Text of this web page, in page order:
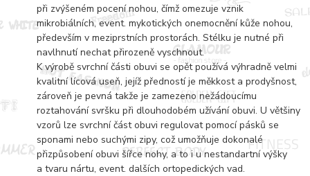
při zvýšeném pocení nohou, čímž omezuje vznik
mikrobiálních, event. mykotických onemocnění kůže nohou,
především v meziprstních prostorách. Stélku je nutné při
navlhnutí nechat přirozeně vyschnout.
K výrobě svrchní části obuvi se opět používá výhradně velmi
kvalitní lícová useň, jejíž předností je měkkost a prodyšnost,
zároveň je pevná takže je zamezeno nežádoucímu
roztahování svršku při dlouhodobém užívání obuvi. U většiny
vzorů lze svrchní část obuvi regulovat pomocí pásků se
sponami nebo suchými zipy, což umožňuje dokonalé
přizpůsobení obuvi šířce nohy, a to i u nestandartní výšky
a tvaru nártu, event. dalších ortopedických vad.